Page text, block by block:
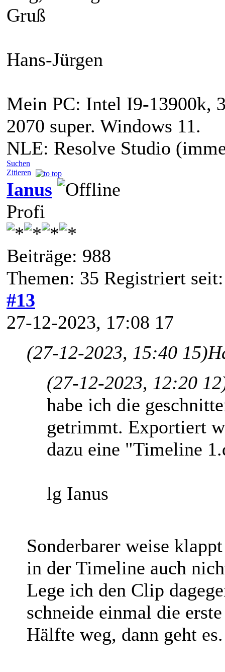
Gruß
Hans-Jürgen
Mein PC: Intel I9-13900k,
2070 super. Windows 11.
NLE: Resolve Studio
Suchen
Zitieren
Ianus
Profi
Beiträge: 988
Themen: 35 Registriert
#13
27-12-2023, 17:08 17
(27-12-2023, 15:40 15)
(27-12-2023, 12:20
habe ich die
getrimmt. Exportiert
dazu eine "Timeline
lg Ianus
Sonderbarer weise
in der Timeline auch
Lege ich den Clip
schneide einmal die
Hälfte weg, dann geht es.